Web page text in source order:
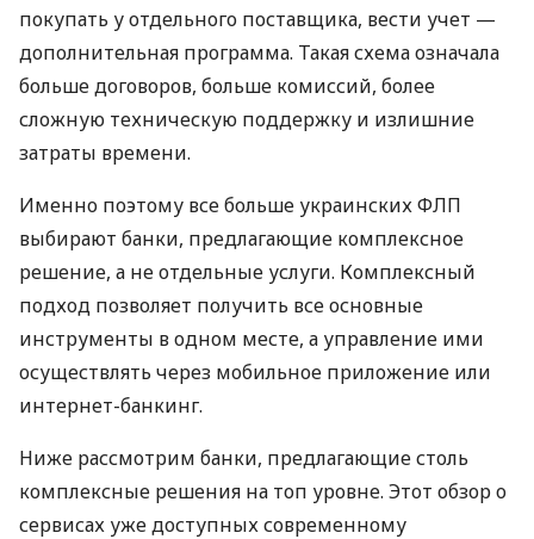
покупать у отдельного поставщика, вести учет —
дополнительная программа. Такая схема означала
больше договоров, больше комиссий, более
сложную техническую поддержку и излишние
затраты времени.
Именно поэтому все больше украинских ФЛП
выбирают банки, предлагающие комплексное
решение, а не отдельные услуги. Комплексный
подход позволяет получить все основные
инструменты в одном месте, а управление ими
осуществлять через мобильное приложение или
интернет-банкинг.
Ниже рассмотрим банки, предлагающие столь
комплексные решения на топ уровне. Этот обзор о
сервисах уже доступных современному